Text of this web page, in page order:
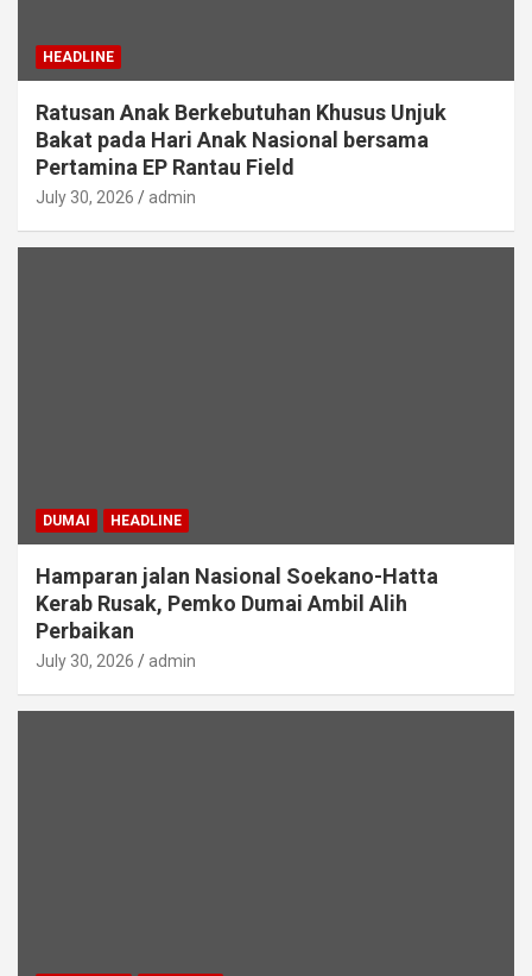
HEADLINE
Ratusan Anak Berkebutuhan Khusus Unjuk
Bakat pada Hari Anak Nasional bersama
Pertamina EP Rantau Field
July 30, 2026 admin
DUMAI HEADLINE
Hamparan jalan Nasional Soekano-Hatta
Kerab Rusak, Pemko Dumai Ambil Alih
Perbaikan
July 30, 2026 admin